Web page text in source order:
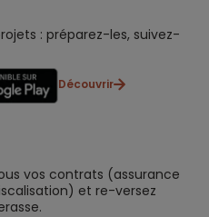
: préparez-les, suivez-
Découvrir
vos contrats (assurance
et re-versez